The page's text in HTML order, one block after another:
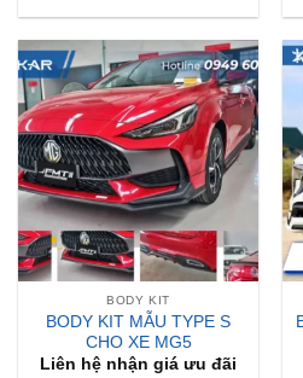
BODY KIT
BODY KIT MẪU TYPE S
CHO XE MG5
Liên hệ nhận giá ưu đãi